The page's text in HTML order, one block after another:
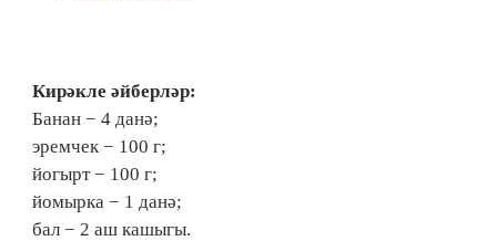
Кирәкле әйберләр:
Банан − 4 данә;
эремчек − 100 г;
йогырт − 100 г;
йомырка − 1 данә;
бал − 2 аш кашыгы.